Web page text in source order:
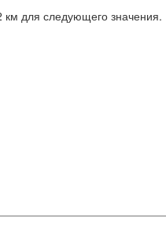
км для следующего значения.